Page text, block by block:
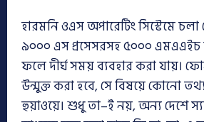
হারমনি ওএস অপারেটিং সিস্টেমে
৯০০০ এস প্রসেসরসহ ৫০০০ এমএএইচ
ফলে দীর্ঘ সময় ব্যবহার করা যায়।
উন্মুক্ত করা হবে, সে বিষয়ে কোনো
হুয়াওয়ে। শুধু তা–ই নয়, অন্য দেশে